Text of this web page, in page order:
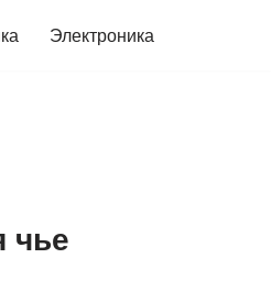
Электроника
чье